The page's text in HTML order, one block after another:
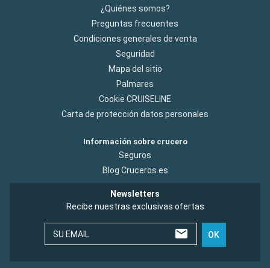
¿Quiénes somos?
Preguntas frecuentes
Condiciones generales de venta
Seguridad
Mapa del sitio
Palmares
Cookie CRUISELINE
Carta de protección datos personales
Información sobre crucero
Seguros
Blog Cruceros.es
Newsletters
Recibe nuestras exclusivas ofertas
SU EMAIL OK